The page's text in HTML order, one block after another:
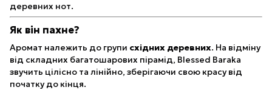
деревних нот.
Як він пахне?
Аромат належить до групи східних деревних. На відміну
від складних багатошарових пірамід, Blessed Baraka
звучить цілісно та лінійно, зберігаючи свою красу від
початку до кінця.